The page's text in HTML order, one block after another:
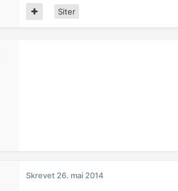
Siter
Skrevet 26. mai 2014